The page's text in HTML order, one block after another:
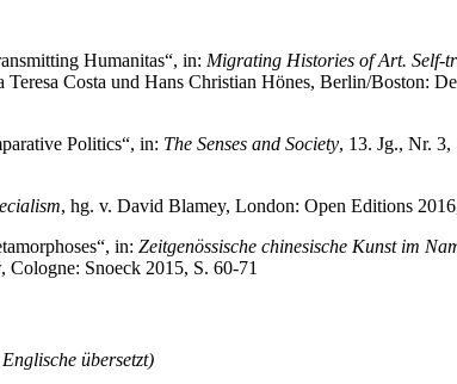
Humanitas“, in: Migrating Histories of Art. Self-
Teresa Costa und Hans Christian Hönes, Berlin/Boston:
Politics“, in: The Senses and Society, 13. Jg., Nr. 3,
, hg. v. David Blamey, London: Open Editions
in: Zeitgenössische chinesische Kunst im
Snoeck 2015, S. 60-71
übersetzt)